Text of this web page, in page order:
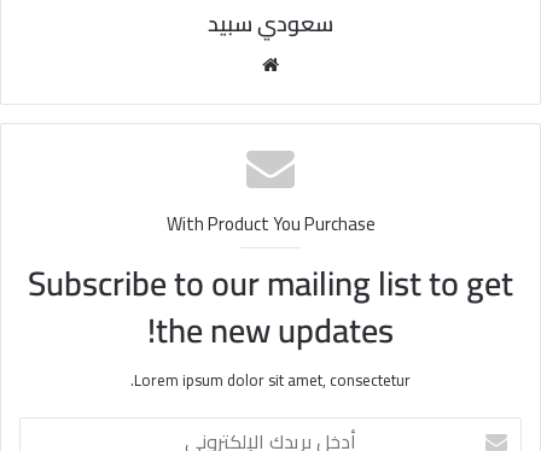
سعودي سبيد
الوي
ب
With Product You Purchase
Subscribe to our mailing list to get
the new updates!
Lorem ipsum dolor sit amet, consectetur.